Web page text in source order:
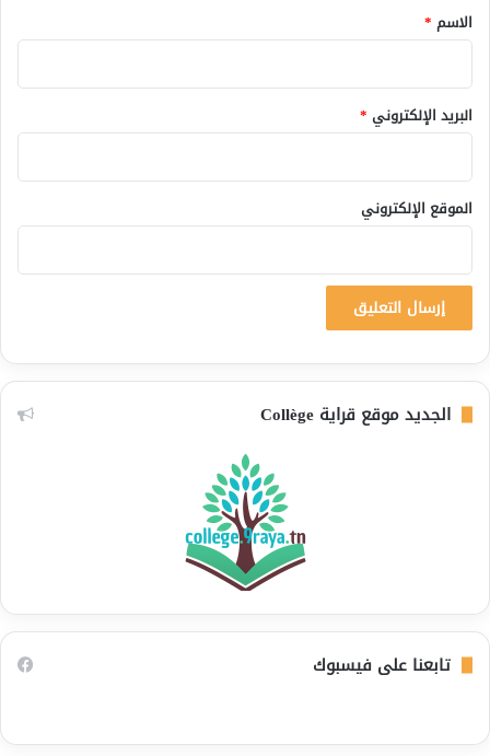
*
الاسم *
البريد الإلكتروني *
الموقع الإلكتروني
الجديد موقع قراية Collège
تابعنا على فيسبوك